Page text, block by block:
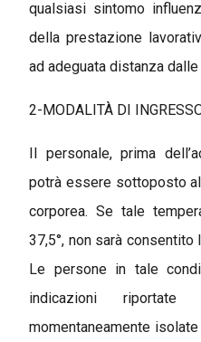
qualsiasi sintomo
della prestazione
ad adeguata distanza
2-MODALITÀ DI
Il personale, prima
potrà essere sottoposto
corporea. Se tale
37,5°, non sarà consentito
Le persone in tale
indicazioni
momentaneamente